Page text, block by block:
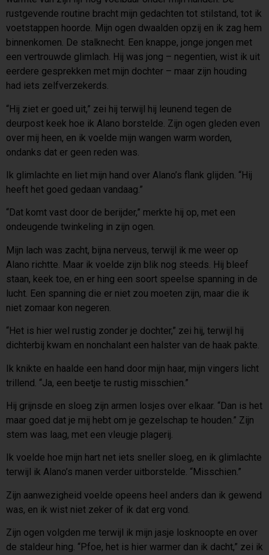
rustgevende routine bracht mijn gedachten tot stilstand, tot ik
voetstappen hoorde. Mijn ogen dwaalden opzij en ik zag hem
binnenkomen. De stalknecht. Een knappe, jonge jongen met
een vertrouwde glimlach. Hij was jong – negentien, wist ik uit
eerdere gesprekken met mijn dochter – maar zijn houding
had iets zelfverzekerds.
“Hij ziet er goed uit,” zei hij terwijl hij leunend tegen de
deurpost keek hoe ik Alano borstelde. Zijn ogen gleden even
over mij heen, en ik voelde mijn wangen warm worden,
ondanks dat er geen reden was.
Ik glimlachte en liet mijn hand over Alano’s flank glijden. “Hij
heeft het goed gedaan vandaag.”
“Dat komt vast door de berijder,” merkte hij op, met een
ondeugende twinkeling in zijn ogen.
Mijn lach was zacht, bijna nerveus, terwijl ik me weer op
Alano richtte. Maar ik voelde zijn blik nog steeds. Hij bleef
staan, keek toe, en er hing een soort speelse spanning in de
lucht. Een spanning die er niet zou moeten zijn, maar die ik
niet zomaar kon negeren.
“Het is hier wel rustig zonder je dochter,” zei hij, terwijl hij
dichterbij kwam en nonchalant een halster van de haak pakte.
Ik knikte en haalde een hand door mijn haar, mijn vingers licht
trillend. “Ja, een beetje te rustig misschien.”
Hij grijnsde en sloeg zijn armen losjes over elkaar. “Dan is het
maar goed dat je mij hebt om je gezelschap te houden.” Zijn
stem was laag, met een vleugje plagerij.
Ik voelde hoe mijn hart net iets sneller sloeg, en ik glimlachte
terwijl ik Alano’s manen verder uitborstelde. “Misschien.”
Zijn aanwezigheid voelde opeens heel anders dan ik gewend
was, en ik wist niet zeker of ik dat erg vond.
Zijn ogen volgden me terwijl ik mijn jasje losknoopte en over
de staldeur hing. “Pfoe, het is hier warmer dan ik dacht,” zei ik